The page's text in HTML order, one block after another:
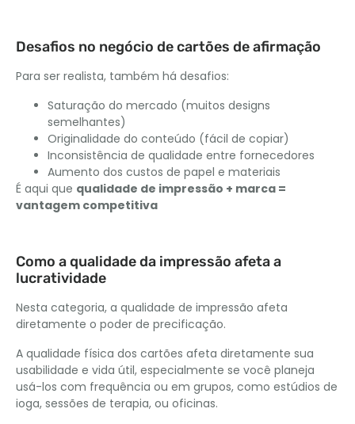
Desafios no negócio de cartões de afirmação
Para ser realista, também há desafios:
Saturação do mercado (muitos designs
semelhantes)
Originalidade do conteúdo (fácil de copiar)
Inconsistência de qualidade entre fornecedores
Aumento dos custos de papel e materiais
É aqui que qualidade de impressão + marca =
vantagem competitiva
Como a qualidade da impressão afeta a
lucratividade
Nesta categoria, a qualidade de impressão afeta
diretamente o poder de precificação.
A qualidade física dos cartões afeta diretamente sua
usabilidade e vida útil, especialmente se você planeja
usá-los com frequência ou em grupos, como estúdios de
ioga, sessões de terapia, ou oficinas.